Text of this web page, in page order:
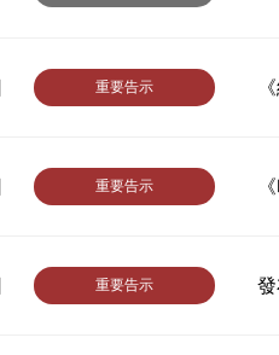
重要告示
重要告示
重要告示